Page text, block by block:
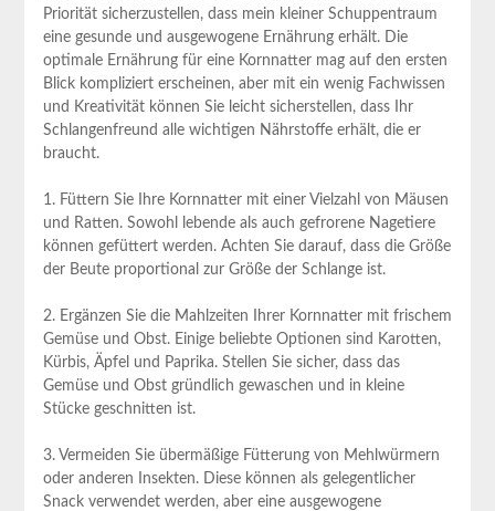
Priorität sicherzustellen, dass mein kleiner Schuppentraum
eine gesunde und ausgewogene Ernährung erhält. Die
optimale Ernährung für eine Kornnatter mag auf den ersten
Blick kompliziert erscheinen, aber mit ein wenig Fachwissen
und Kreativität können Sie leicht sicherstellen, dass Ihr
Schlangenfreund alle wichtigen Nährstoffe erhält, die er
braucht.
1. Füttern Sie Ihre Kornnatter mit einer Vielzahl von Mäusen
und Ratten. Sowohl lebende als auch gefrorene Nagetiere
können gefüttert werden. Achten Sie darauf, dass die Größe
der Beute proportional zur Größe der Schlange ist.
2. Ergänzen Sie die Mahlzeiten Ihrer Kornnatter mit frischem
Gemüse und Obst. Einige beliebte Optionen sind Karotten,
Kürbis, Äpfel und Paprika. Stellen Sie sicher, dass das
Gemüse und Obst gründlich gewaschen und in kleine
Stücke geschnitten ist.
3. Vermeiden Sie übermäßige Fütterung von Mehlwürmern
oder anderen Insekten. Diese können als gelegentlicher
Snack verwendet werden, aber eine ausgewogene